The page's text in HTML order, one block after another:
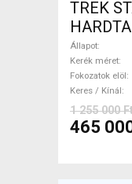
TREK
M/L
ELADÓ
Állapot
Kerék méret
Fokozatok elöl
Keres / Kínál
1 255 000
465